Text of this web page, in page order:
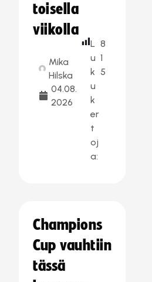
toisella
viikolla
Mika
Hilska
04.08.
2026
L
u
k
u
k
er
t
oj
a:
8
1
5
Champions
Cup vauhtiin
tässä